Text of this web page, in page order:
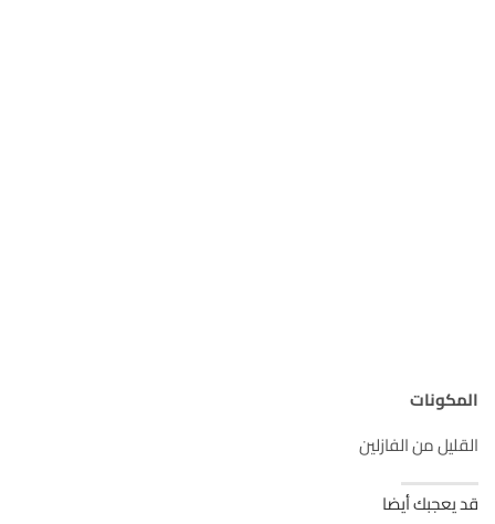
المكونات
القليل من الفازلين
قد يعجبك أيضا